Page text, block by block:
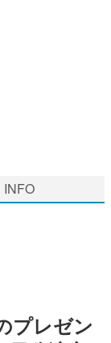
INFO
プレゼン